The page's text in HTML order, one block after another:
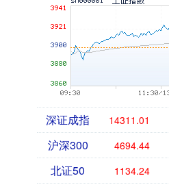
深证成指 14311.01
沪深300 4694.44
北证50 1134.24